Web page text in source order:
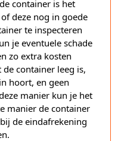
container is het
deze nog in goede
te inspecteren
je eventuele schade
zo extra kosten
container leeg is,
hoort, en geen
manier kun je het
manier de container
de eindafrekening